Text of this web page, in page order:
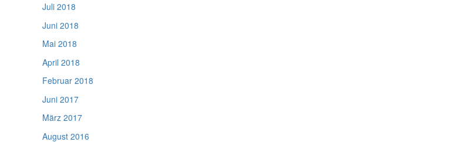
Juli 2018
Juni 2018
Mai 2018
April 2018
Februar 2018
Juni 2017
März 2017
August 2016